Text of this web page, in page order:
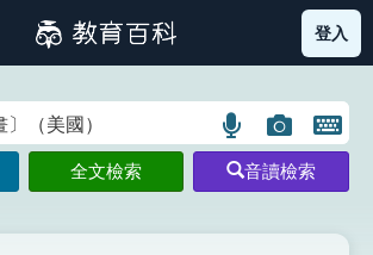
筆畫索引圖示 部首索引表圖示
登入
語
言
搜
圖
片
搜
開
鍵
圖
全文檢索 音讀檢索